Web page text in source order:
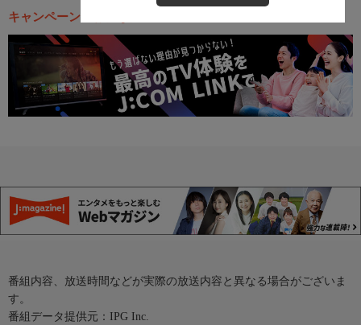
キャンペーン・お得な情報
番組内容、放送時間などが実際の放送内容と異なる場合がございま
す。
番組データ提供元：IPG Inc.